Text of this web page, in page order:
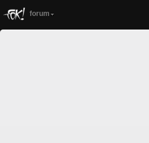
forum